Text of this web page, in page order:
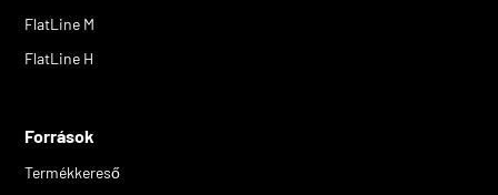
FlatLine M
FlatLine H
Források
Termékkereső